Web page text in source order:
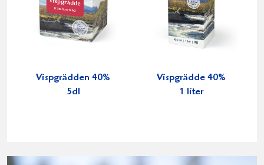
Vispgrädden 40%
5dl
Vispgrädde 40%
1 liter